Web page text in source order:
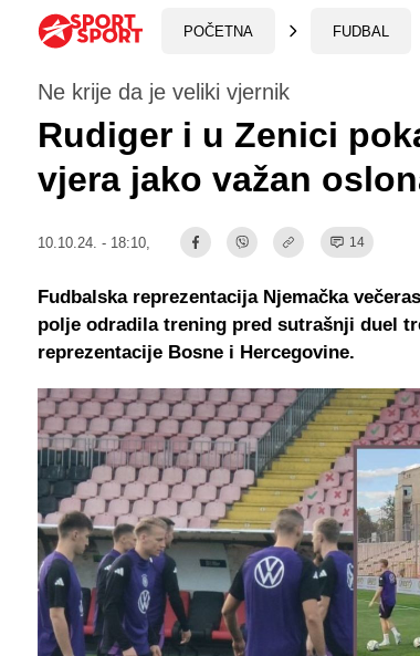
POČETNA FUDBAL
Ne krije da je veliki vjernik
Rudiger i u Zenici
vjera jako važan
10.10.24. - 18:10, 14
Fudbalska reprezentacija Njemačka
polje odradila trening pred sutrašnji duel
reprezentacije Bosne i Hercegovine.